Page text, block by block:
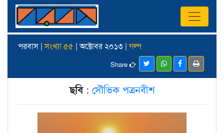
পরবাস |সংখ্যা ৫৫ | অক্টোবর ২০১৩ | গল্প
Share
ছবি: সৌভিক পত্রনবীশ